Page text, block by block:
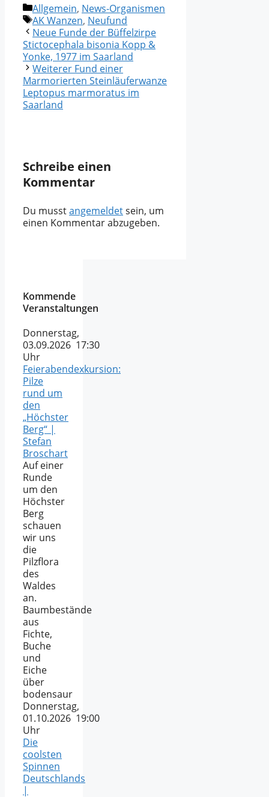
Kategorien
Allgemein, News-Organismen
Schlagwörter
AK Wanzen, Neufund
Neue Funde der Büffelzirpe
Stictocephala bisonia Kopp &
Yonke, 1977 im Saarland
Weiterer Fund einer
Marmorierten Steinläuferwanze
Leptopus marmoratus im
Saarland
Schreibe einen
Kommentar
Du musstangemeldetsein, um
einen Kommentar abzugeben.
Kommende
Veranstaltungen
Donnerstag,
03.09.2026 17:30
Uhr
Feierabendexkursion:
Pilze
rund um
den
„Höchster
Berg“ |
Stefan
Broschart
Auf einer
Runde
um den
Höchster
Berg
schauen
wir uns
die
Pilzflora
des
Waldes
an.
Baumbestände
aus
Fichte,
Buche
und
Eiche
über
bodensaur
Donnerstag,
01.10.2026 19:00
Uhr
Die
coolsten
Spinnen
Deutschlands
|